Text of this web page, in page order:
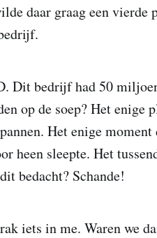
daar graag een vierde
Dit bedrijf had 50
op de soep? Het enige
Het enige
heen sleepte. Het
bedacht? Schande!
iets in me. Waren we